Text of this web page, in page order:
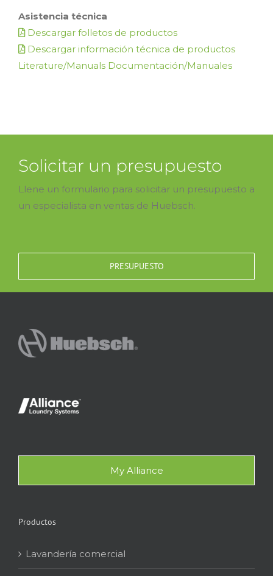
Asistencia técnica
Descargar folletos de productos
Descargar información técnica de productos
Literature/Manuals Documentación/Manuales
Solicitar un presupuesto
Llene un formulario para solicitar un presupuesto a
un especialista en ventas de Huebsch.
PRESUPUESTO
My Alliance
Productos
Lavandería comercial